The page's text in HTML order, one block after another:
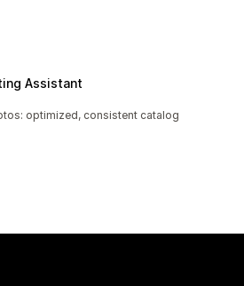
Assistant
optimized, consistent catalog